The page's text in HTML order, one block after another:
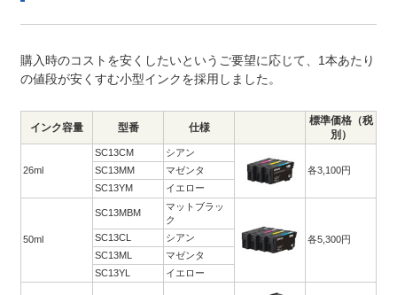
購入時のコストを安くしたいというご要望に応じて、1本あたり
の値段が安くすむ小型インクを採用しました。
インク容量 型番 仕様
標準価格（税
別）
26ml
SC13CM
シアン
各3,100円
SC13MM
マゼンタ
SC13YM
イエロー
50ml
SC13MBM
マットブラッ
ク
各5,300円
SC13CL
シアン
SC13ML
マゼンタ
SC13YL
イエロー